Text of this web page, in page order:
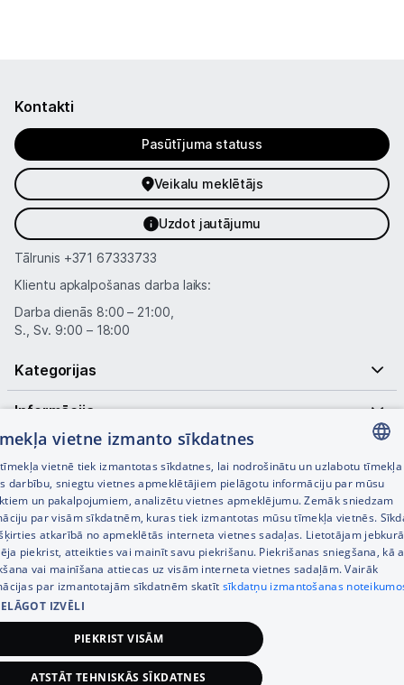
Tehnikas izvešana
Uzņēmumiem
Kontakti
Pasūtījuma statuss
Veikalu meklētājs
Uzdot jautājumu
Tālrunis +371 67333733
Klientu apkalpošanas darba laiks:
Darba dienās 8:00 – 21:00,
S., Sv. 9:00 – 18:00
Kategorijas
Informācija
Noderīgas saites
© SIA Tet 2026 -
LATVIAN
RUSSIAN
ENGLISH
vietne izmanto sīkdatnes
vietnē tiek izmantotas sīkdatnes, lai nodrošinātu un uzlabotu tīmekļa
darbību, sniegtu vietnes apmeklētājiem pielāgotu informāciju par mūsu
un pakalpojumiem, analizētu vietnes apmeklējumu. Zemāk sniedzam
par visām sīkdatnēm, kuras tiek izmantotas mūsu tīmekļa vietnēs.
atkarībā no apmeklētās interneta vietnes sadaļas. Lietotājam
piekrist, atteikties vai mainīt savu piekrišanu. Piekrišanas sniegšana, kā
vai mainīšana attiecas uz visām interneta vietnes sadaļām. Vairāk
par izmantotajām sīkdatnēm skatīt sīkdatņu izmantošanas
IZVĒLI
PIEKRIST VISĀM
ATSTĀT TEHNISKĀS SĪKDATNES